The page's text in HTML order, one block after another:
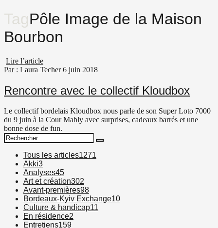
TagPôle Image de la Maison
Bourbon
Lire l’article
Par : Laura Techer 6 juin 2018
Rencontre avec le collectif Kloudbox
Le collectif bordelais Kloudbox nous parle de son Super Loto 7000
du 9 juin à la Cour Mably avec surprises, cadeaux barrés et une
bonne dose de fun.
Search
for:
Search
Tous les articles1271
Akki3
Analyses45
Art et création302
Avant-premières98
Bordeaux-Kyiv Exchange10
Culture & handicap11
En résidence2
Entretiens159